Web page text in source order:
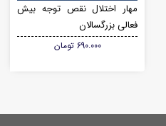
مهار اختلال نقص توجه بیش
فعالی بزرگسالان
690.000 تومان